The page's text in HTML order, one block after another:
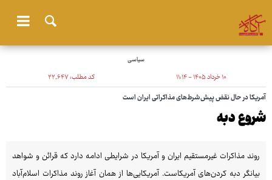
سیاسی
۱۰ خرداد ۱۴۰۵ - ۱۱:۱۴ کد مطلب:۲۲٬۶۴۷
آمریکا در حال نقض پیش‌شرط‌های مذاکراتی ایران است
شروع دبه
روند مذاکرات غیرمستقیم ایران و آمریکا در شرایطی ادامه دارد که قرائن و شواهد
بیانگر دبه کردن‌های آمریکاست. آمریکایی‌ها از همان آغاز روند مذاکرات اسلام‌آباد